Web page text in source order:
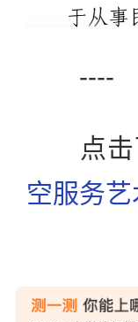
----
点击
空服务